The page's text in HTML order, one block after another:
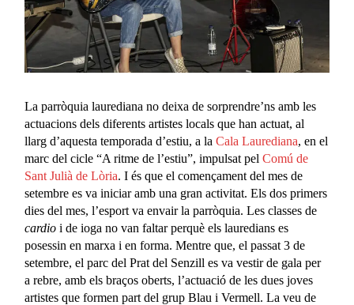
La parròquia laurediana no deixa de sorprendre’ns amb les
actuacions dels diferents artistes locals que han actuat, al
llarg d’aquesta temporada d’estiu, a la Cala Laurediana, en el
marc del cicle “A ritme de l’estiu”, impulsat pelComú de
Sant Julià de Lòria. I és que el començament del mes de
setembre es va iniciar amb una gran activitat. Els dos primers
dies del mes, l’esport va envair la parròquia. Les classes de
cardio i de ioga no van faltar perquè els lauredians es
posessin en marxa i en forma. Mentre que, el passat 3 de
setembre, el parc del Prat del Senzill es va vestir de gala per
a rebre, amb els braços oberts, l’actuació de les dues joves
artistes que formen part del grup Blau i Vermell. La veu de